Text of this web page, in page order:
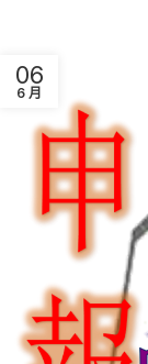
06
6 月